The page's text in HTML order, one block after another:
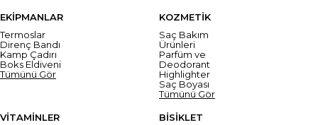
EKİPMANLAR
Termoslar
Direnç Bandı
Kamp Çadırı
Boks Eldiveni
Tümünü Gör
KOZMETİK
Saç Bakım
Ürünleri
Parfüm ve
Deodorant
Highlighter
Saç Boyası
Tümünü Gör
VİTAMİNLER
BİSİKLET